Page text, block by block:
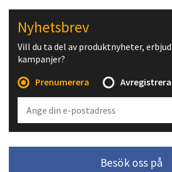
Nyhetsbrev
Vill du ta del av produktnyheter,
kampanjer?
Prenumerera
Avregistrera
Besök oss på